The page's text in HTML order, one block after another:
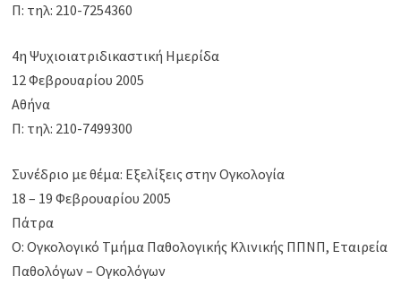
Π: τηλ: 210-7254360
4η Ψυχιοιατριδικαστική Ημερίδα
12 Φεβρουαρίου 2005
Αθήνα
Π: τηλ: 210-7499300
Συνέδριο με θέμα: Εξελίξεις στην Ογκολογία
18 – 19 Φεβρουαρίου 2005
Πάτρα
Ο: Ογκολογικό Τμήμα Παθολογικής Κλινικής ΠΠΝΠ, Εταιρεία
Παθολόγων – Ογκολόγων